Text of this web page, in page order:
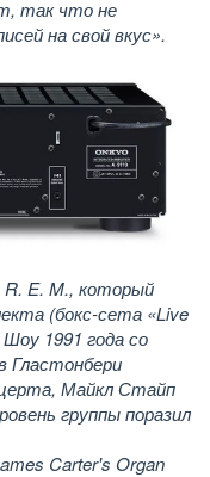
так что не
на свой вкус».
R. E. M., который
(бокс-сета «Live
1991 года со
Гластонбери
Майкл Стайп
группы поразил
Carter's Organ